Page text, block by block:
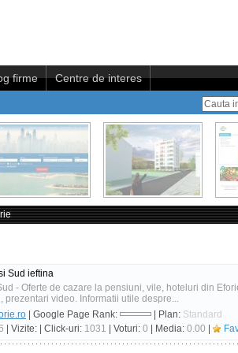
firme Centre de interes
Sud ieftina
- Oferte de cazare la pensiuni, vile, hoteluri din
prezentari video. Informatii utile despre...
| Google Page Rank: | Plan: Standard
| Vizite: | Click-uri: 1031 | Voturi: 0 | Media: 0.00